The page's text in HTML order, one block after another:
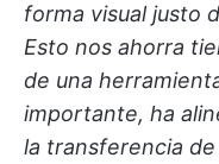
forma visual justo
Esto nos ahorra
de una
importante, ha
la transferencia